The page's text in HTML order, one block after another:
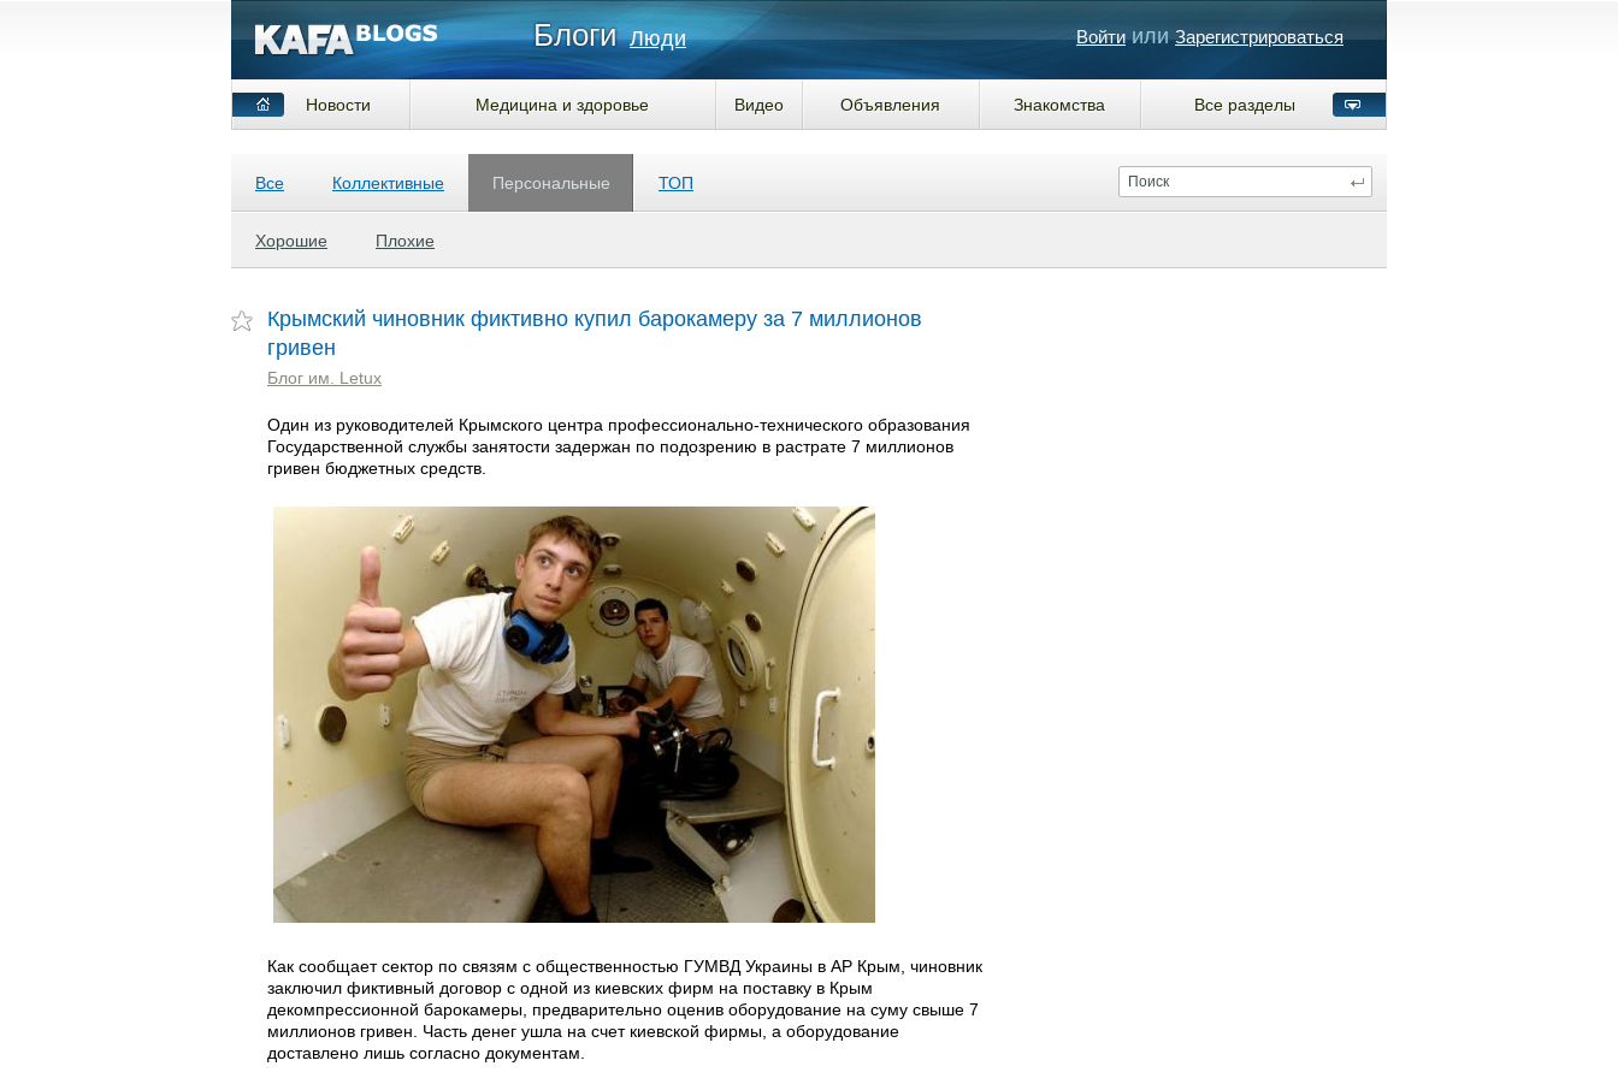
Блоги Люди ВойтиилиЗарегистрироваться
Новости Медицина и здоровье Видео Объявления Знакомства Все разделы
Все Коллективные Персональные
Хорошие Плохие
ТОП
Крымский чиновник фиктивно купил барокамеру за 7 миллионов
гривен
Блог им. Letux
Один из руководителей Крымского центра профессионально-технического образования
Государственной службы занятости задержан по подозрению в растрате 7 миллионов
гривен бюджетных средств.
Как сообщает сектор по связям с общественностью ГУМВД Украины в АР Крым, чиновник
заключил фиктивный договор с одной из киевских фирм на поставку в Крым
декомпрессионной барокамеры, предварительно оценив оборудование на суму свыше 7
миллионов гривен. Часть денег ушла на счет киевской фирмы, а оборудование
доставлено лишь согласно документам.